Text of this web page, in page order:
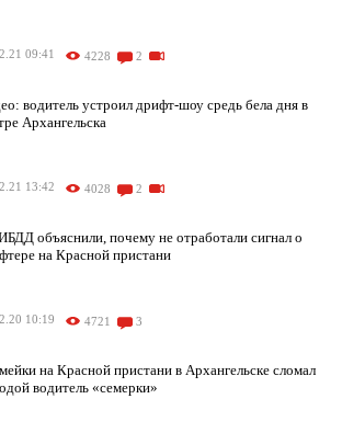
09:41 4228 2
водитель устроил дрифт-шоу средь бела дня в
Архангельска
13:42 4028 2
объяснили, почему не отработали сигнал о
на Красной пристани
10:19 4721 3
на Красной пристани в Архангельске сломал
водитель «семерки»